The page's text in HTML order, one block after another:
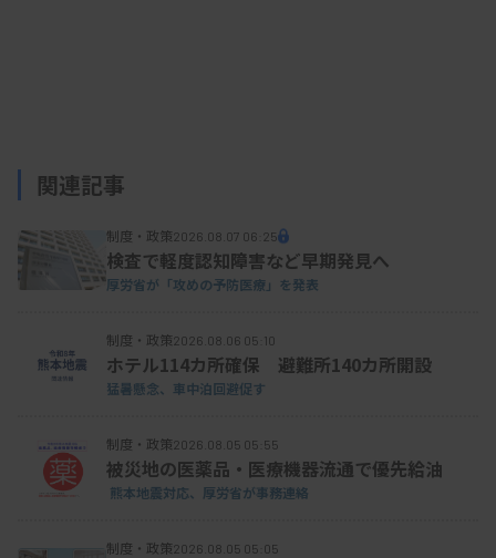
病院検査部臨床検査技師長・63）▽梅木一美（元宮
崎大学医学部附属病院検査部臨床検査技師長・70）
▽古屋智子（元京都府立医科大学附属病院医療技術
部臨床検査技術課検査技師長・63）
術部臨床検査技師長・70）▽富谷陽子（元秋田大学
医学部附属病院中央検査部臨床検査技師長・61）
関連記事
制度・政策2026.08.07 06:25
検査で軽度認知障害など早期発見へ
厚労省が「攻めの予防医療」を発表
制度・政策2026.08.06 05:10
ホテル114カ所確保 避難所140カ所開設
猛暑懸念、車中泊回避促す
制度・政策2026.08.05 05:55
被災地の医薬品・医療機器流通で優先給油
熊本地震対応、厚労省が事務連絡
制度・政策2026.08.05 05:05